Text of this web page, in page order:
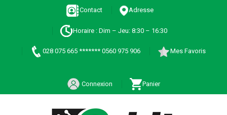
Contact Adresse
Horaire : Dim – Jeu: 8:30 – 16:30
028 075 665 ******* 0560 975 906 Mes Favoris
Connexion Panier